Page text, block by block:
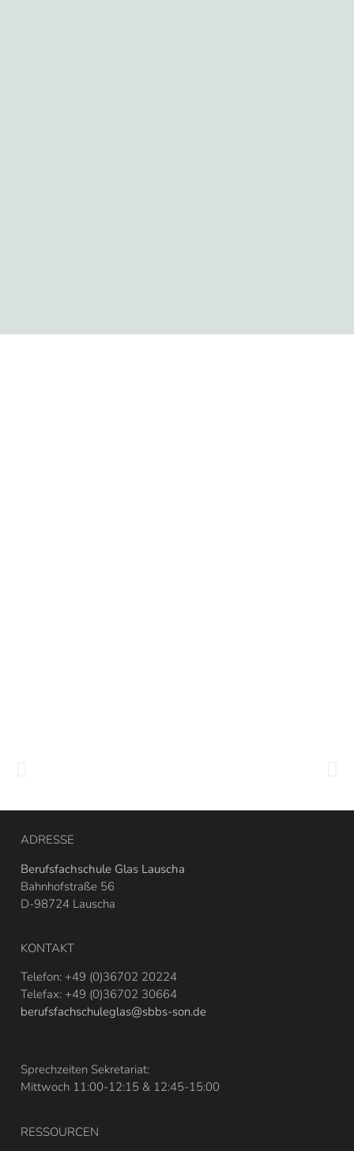
ADRESSE
Berufsfachschule Glas Lauscha
Bahnhofstraße 56
D-98724 Lauscha
KONTAKT
Telefon: +49 (0)36702 20224
Telefax: +49 (0)36702 30664
berufsfachschuleglas@sbbs-son.de
Sprechzeiten Sekretariat:
Mittwoch 11:00-12:15 & 12:45-15:00
RESSOURCEN